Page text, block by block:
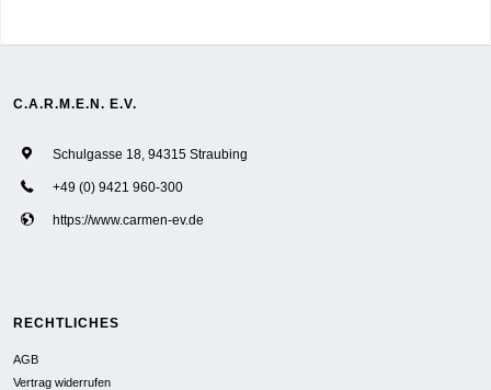
C.A.R.M.E.N. E.V.
Schulgasse 18, 94315 Straubing
+49 (0) 9421 960-300
https://www.carmen-ev.de
RECHTLICHES
AGB
Vertrag widerrufen